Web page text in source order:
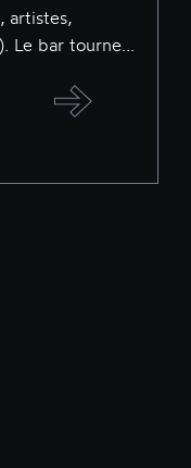
artistes,
Le bar tourne...